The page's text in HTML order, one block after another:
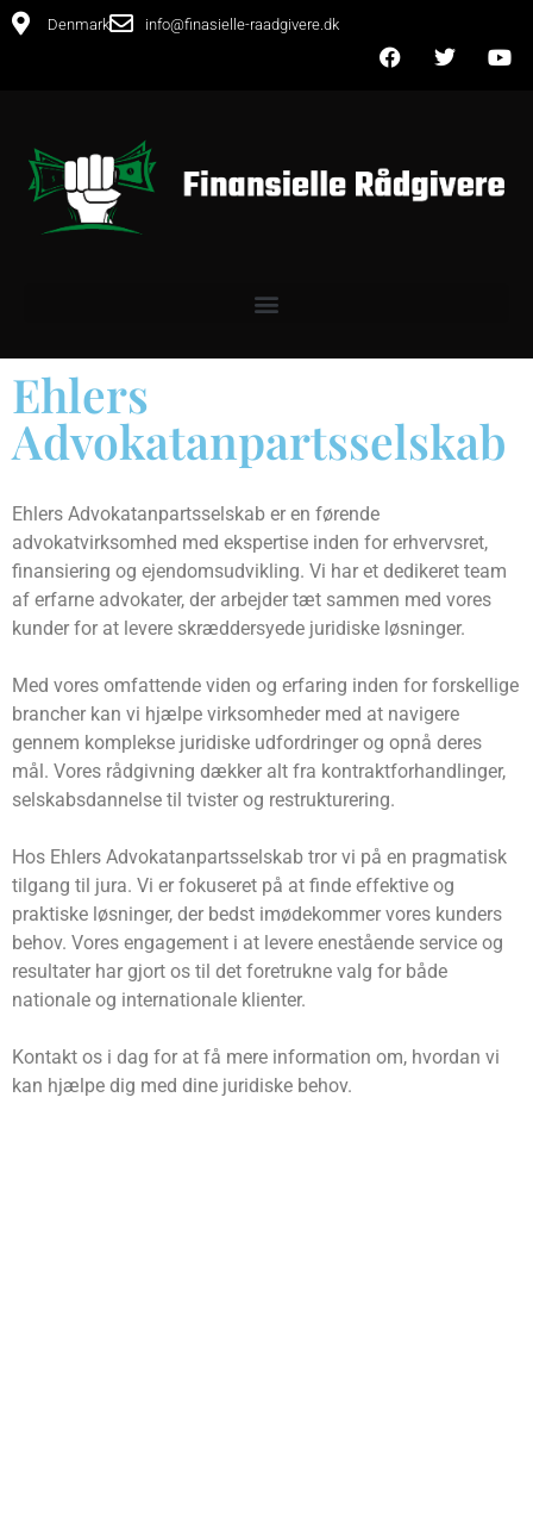
Denmark info@finasielle-raadgivere.dk
Ehlers
Advokatanpartsselskab
Ehlers Advokatanpartsselskab er en førende
advokatvirksomhed med ekspertise inden for erhvervsret,
finansiering og ejendomsudvikling. Vi har et dedikeret team
af erfarne advokater, der arbejder tæt sammen med vores
kunder for at levere skræddersyede juridiske løsninger.
Med vores omfattende viden og erfaring inden for forskellige
brancher kan vi hjælpe virksomheder med at navigere
gennem komplekse juridiske udfordringer og opnå deres
mål. Vores rådgivning dækker alt fra kontraktforhandlinger,
selskabsdannelse til tvister og restrukturering.
Hos Ehlers Advokatanpartsselskab tror vi på en pragmatisk
tilgang til jura. Vi er fokuseret på at finde effektive og
praktiske løsninger, der bedst imødekommer vores kunders
behov. Vores engagement i at levere enestående service og
resultater har gjort os til det foretrukne valg for både
nationale og internationale klienter.
Kontakt os i dag for at få mere information om, hvordan vi
kan hjælpe dig med dine juridiske behov.